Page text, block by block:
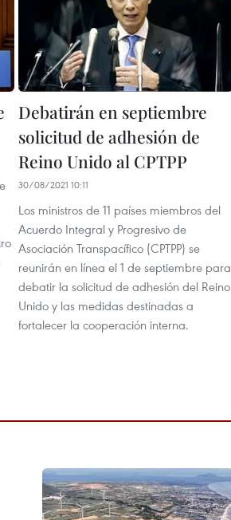
Debatirán en septiembre
solicitud de adhesión de
Reino Unido al CPTPP
30/08/2021 10:11
Los ministros de 11 países miembros del
Acuerdo Integral y Progresivo de
Asociación Transpacífico (CPTPP) se
reunirán en línea el 1 de septiembre para
debatir la solicitud de adhesión del Reino
Unido y las medidas destinadas a
fortalecer la cooperación interna.